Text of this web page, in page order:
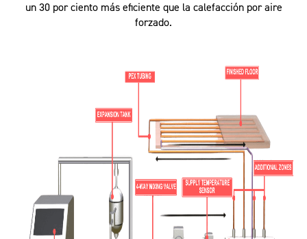
un 30 por ciento más eficiente que la calefacción por aire
forzado.